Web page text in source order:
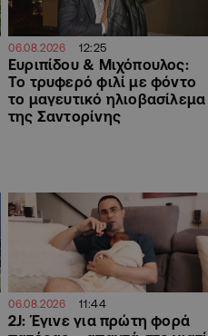
06.08.2026 12:25
Ευριπίδου & Μιχόπουλος:
Το τρυφερό φιλί με φόντο
το μαγευτικό ηλιοβασίλεμα
της Σαντορίνης
06.08.2026 11:44
2J: Έγινε για πρώτη φορά